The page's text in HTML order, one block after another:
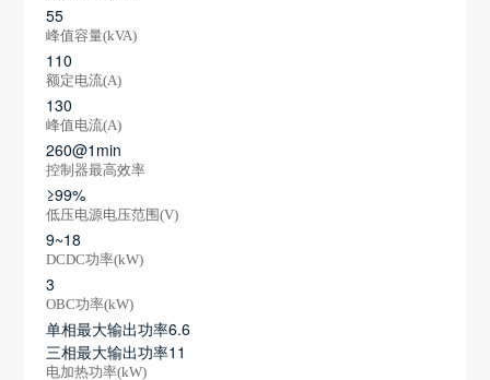
55
峰值容量(kVA)
110
额定电流(A)
130
峰值电流(A)
260@1min
控制器最高效率
≥99%
低压电源电压范围(V)
9~18
DCDC功率(kW)
3
OBC功率(kW)
单相最大输出功率6.6
三相最大输出功率11
电加热功率(kW)